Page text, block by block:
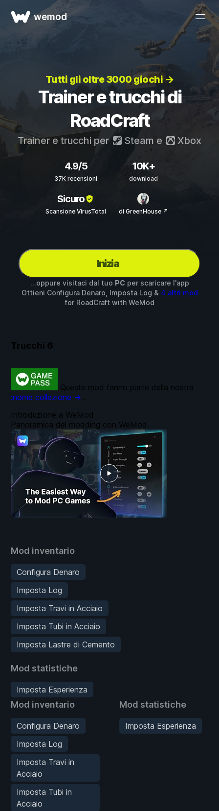
wemod
Tutti gli oltre 3000 giochi →
Trainer e trucchi di
RoadCraft
Trainer e trucchi per Steam e Xbox
4.9/5
37K recensioni
10K+
download
Sicuro
Scansione VirusTotal di GreenHouse ↗
Inizia
...oppure visitaci dal tuo PC per scaricare l'app
Ottieni Configura Denaro, Imposta Log & 4 altri mod
for RoadCraft with WeMod
Trucchi 6
Mod inventario
Configura Denaro
Imposta Log
Imposta Travi in Acciaio
Imposta Tubi in Acciaio
Imposta Lastre di Cemento
Mod statistiche
Imposta Esperienza
Mod inventario
Configura Denaro
Imposta Log
Imposta Travi in
Acciaio
Imposta Tubi in
Acciaio
Mod statistiche
Imposta Esperienza
Introduzione a WeMod
Panoramica del modding con WeMod
Queste mod fanno parte della nostra
:nome collezione → .